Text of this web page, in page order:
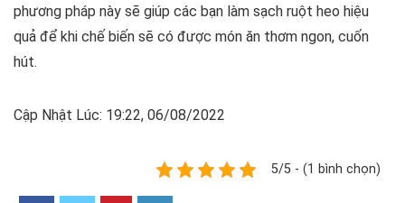
phương pháp này sẽ giúp các bạn làm sạch ruột heo hiệu
quả để khi chế biến sẽ có được món ăn thơm ngon, cuốn
hút.
Cập Nhật Lúc: 19:22, 06/08/2022
5/5 - (1 bình chọn)